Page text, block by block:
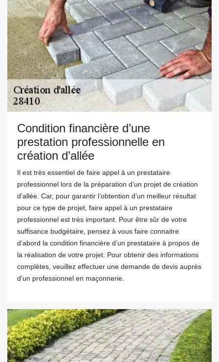
Condition financière d’une
prestation professionnelle en
création d’allée
Il est très essentiel de faire appel à un prestataire
professionnel lors de la préparation d’un projet de création
d’allée. Car, pour garantir l’obtention d’un meilleur résultat
pour ce type de projet, faire appel à un prestataire
professionnel est très important. Pour être sûr de votre
suffisance budgétaire, pensez à vous faire connaitre
d’abord la condition financière d’un prestataire à propos de
la réalisation de votre projet. Pour obtenir des informations
complètes, veuillez effectuer une demande de devis auprès
d’un professionnel en maçonnerie.